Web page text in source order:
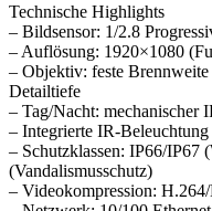
Technische Highlights
– Bildsensor: 1/2.8
– Auflösung: 1920×1080
– Objektiv: feste
Detailtiefe
– Tag/Nacht: mechanischer
– Integrierte IR-
– Schutzklassen: IP66/IP67
(Vandalismusschutz)
– Videokompression: